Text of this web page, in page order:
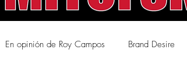
En opinión de Roy Campos Brand Desire